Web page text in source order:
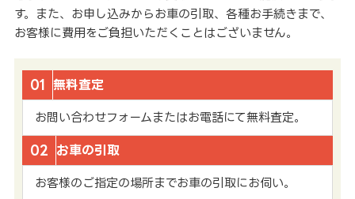
す。また、お申し込みからお車の引取、各種お手続きまで、
お客様に費用をご負担いただくことはございません。
01 無料査定
お問い合わせフォームまたはお電話にて無料査定。
02 お車の引取
お客様のご指定の場所までお車の引取にお伺い。